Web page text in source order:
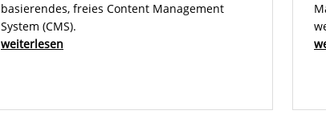
basierendes, freies Content Management
System (CMS).
weiterlesen